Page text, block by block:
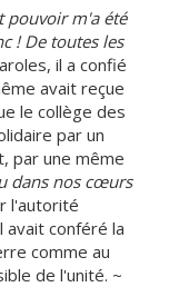
pouvoir m'a été
! De toutes les
il a confié
avait reçue
le collège des
par un
par une même
dans nos cœurs
l'autorité
avait conféré la
comme au
de l'unité. ~